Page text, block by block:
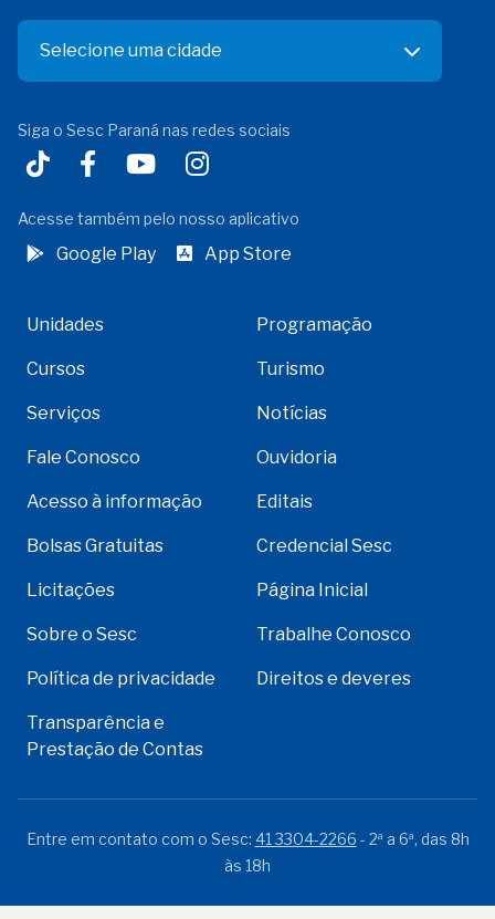
Selecione uma cidade
Siga o Sesc Paraná nas redes sociais
Acesse também pelo nosso aplicativo
Google Play App Store
Unidades Programação
Cursos Turismo
Serviços Notícias
Fale Conosco Ouvidoria
Acesso à informação Editais
Bolsas Gratuitas Credencial Sesc
Licitações Página Inicial
Sobre o Sesc Trabalhe Conosco
Política de privacidade Direitos e deveres
Transparência e
Prestação de Contas
Entre em contato com o Sesc: 41 3304-2266 - 2ª a 6ª, das 8h
às 18h